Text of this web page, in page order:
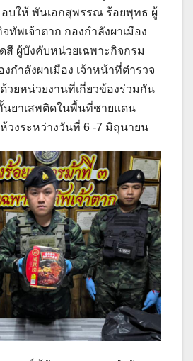
อบให้ พันเอกสุพรรณ ร้อยพุทธ ผู้
ทัพเจ้าตาก กองกำลังผาเมือง
สี ผู้บังคับหน่วยเฉพาะกิจกรม
กำลังผาเมือง เจ้าหน้าที่ตำรวจ
วยหน่วยงานที่เกี่ยวข้องร่วมกัน
นยาเสพติดในพื้นที่ชายแดน
วงระหว่างวันที่ 6 -7 มิถุนายน